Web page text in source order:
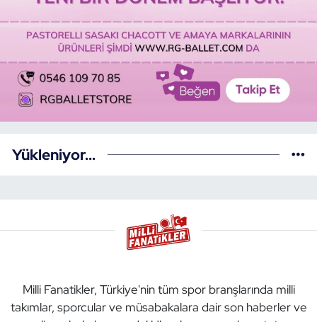
Yükleniyor...
Milli Fanatikler, Türkiye'nin tüm spor branşlarında milli
takımlar, sporcular ve müsabakalara dair son haberler ve